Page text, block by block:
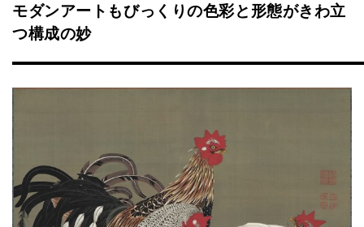
モダンアートもびっくりの色彩と形態がきわ立
つ構成の妙